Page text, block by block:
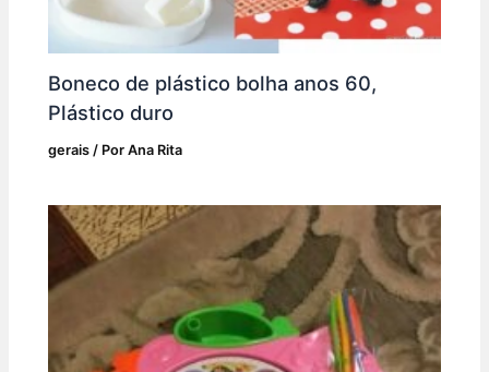
Boneco de plástico bolha anos 60,
Plástico duro
gerais / PorAna Rita